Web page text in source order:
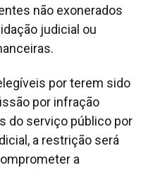
não exonerados
judicial ou
por terem sido
por infração
do serviço público por
a restrição será
a